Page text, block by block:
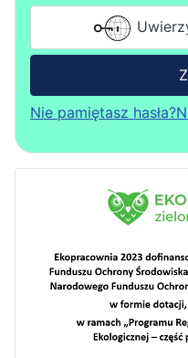
Nie pamiętasz hasła?